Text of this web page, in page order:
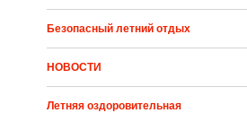
Безопасный летний отдых
НОВОСТИ
Летняя оздоровительная